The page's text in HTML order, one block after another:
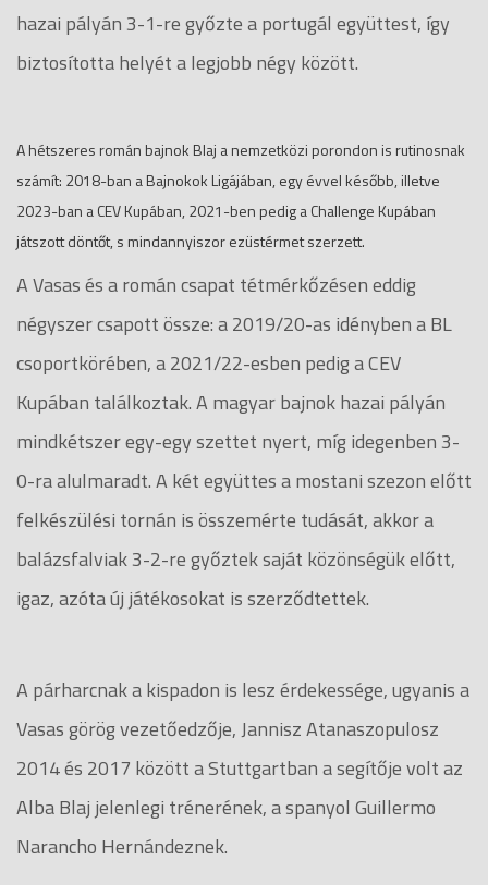
hazai pályán 3-1-re győzte a portugál együttest, így
biztosította helyét a legjobb négy között.
A hétszeres román bajnok Blaj a nemzetközi porondon is rutinosnak
számít: 2018-ban a Bajnokok Ligájában, egy évvel később, illetve
2023-ban a CEV Kupában, 2021-ben pedig a Challenge Kupában
játszott döntőt, s mindannyiszor ezüstérmet szerzett.
A Vasas és a román csapat tétmérkőzésen eddig
négyszer csapott össze: a 2019/20-as idényben a BL
csoportkörében, a 2021/22-esben pedig a CEV
Kupában találkoztak. A magyar bajnok hazai pályán
mindkétszer egy-egy szettet nyert, míg idegenben 3-
0-ra alulmaradt. A két együttes a mostani szezon előtt
felkészülési tornán is összemérte tudását, akkor a
balázsfalviak 3-2-re győztek saját közönségük előtt,
igaz, azóta új játékosokat is szerződtettek.
A párharcnak a kispadon is lesz érdekessége, ugyanis a
Vasas görög vezetőedzője, Jannisz Atanaszopulosz
2014 és 2017 között a Stuttgartban a segítője volt az
Alba Blaj jelenlegi trénerének, a spanyol Guillermo
Narancho Hernándeznek.